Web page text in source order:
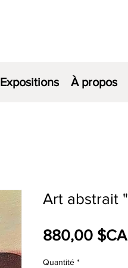
Expositions À propos
Art abstrait
880,00 $CA
Quantité *